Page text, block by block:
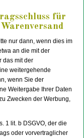
für
nur dann, wenn dies im
an die mit der
das mit der
weitergehende
wenn Sie der
Weitergabe Ihrer Daten
Zwecken der Werbung,
1 lit. b DSGVO, der die
oder vorvertraglicher